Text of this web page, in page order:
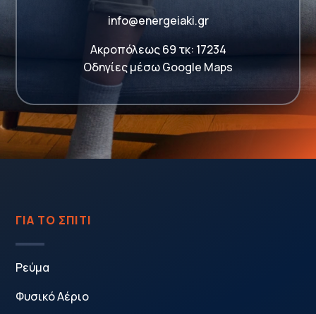
info@energeiaki.gr
Ακροπόλεως 69 τκ: 17234
Οδηγίες μέσω Google Maps
ΓΙΑ ΤΟ ΣΠΙΤΙ
Ρεύμα
Φυσικό Αέριο